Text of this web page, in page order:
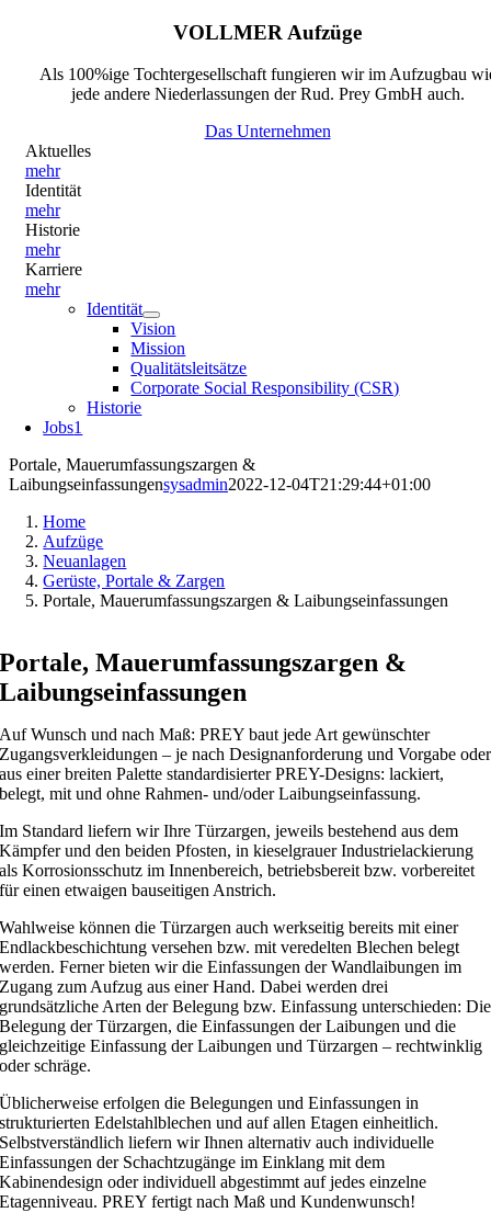
VOLLMER Aufzüge
Als 100%ige Tochtergesellschaft fungieren wir im Aufzugbau
jede andere Niederlassungen der Rud. Prey GmbH auch.
Das Unternehmen
Aktuelles
mehr
Identität
mehr
Historie
mehr
Karriere
mehr
Identität
Vision
Mission
Qualitätsleitsätze
Corporate Social Responsibility (CSR)
Historie
Jobs1
Portale, Mauerumfassungszargen &
Laibungseinfassungensysadmin2022-12-04T21:29:44+01:00
Home
Aufzüge
Neuanlagen
Gerüste, Portale & Zargen
Portale, Mauerumfassungszargen & Laibungseinfassungen
Portale, Mauerumfassungszargen &
Laibungseinfassungen
Auf Wunsch und nach Maß: PREY baut jede Art gewünschter
Zugangsverkleidungen – je nach Designanforderung und Vorgabe oder
aus einer breiten Palette standardisierter PREY-Designs: lackiert,
belegt, mit und ohne Rahmen- und/oder Laibungseinfassung.
Im Standard liefern wir Ihre Türzargen, jeweils bestehend aus dem
Kämpfer und den beiden Pfosten, in kieselgrauer Industrielackierung
als Korrosionsschutz im Innenbereich, betriebsbereit bzw. vorbereitet
für einen etwaigen bauseitigen Anstrich.
Wahlweise können die Türzargen auch werkseitig bereits mit einer
Endlackbeschichtung versehen bzw. mit veredelten Blechen belegt
werden. Ferner bieten wir die Einfassungen der Wandlaibungen im
Zugang zum Aufzug aus einer Hand. Dabei werden drei
grundsätzliche Arten der Belegung bzw. Einfassung unterschieden: Die
Belegung der Türzargen, die Einfassungen der Laibungen und die
gleichzeitige Einfassung der Laibungen und Türzargen – rechtwinklig
oder schräge.
Üblicherweise erfolgen die Belegungen und Einfassungen in
strukturierten Edelstahlblechen und auf allen Etagen einheitlich.
Selbstverständlich liefern wir Ihnen alternativ auch individuelle
Einfassungen der Schachtzugänge im Einklang mit dem
Kabinendesign oder individuell abgestimmt auf jedes einzelne
Etagenniveau. PREY fertigt nach Maß und Kundenwunsch!